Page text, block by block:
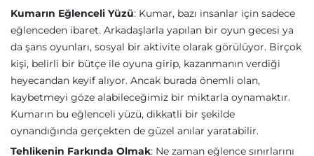
Kumarın Eğlenceli Yüzü: Kumar, bazı insanlar için sadece
eğlenceden ibaret. Arkadaşlarla yapılan bir oyun gecesi ya
da şans oyunları, sosyal bir aktivite olarak görülüyor. Birçok
kişi, belirli bir bütçe ile oyuna girip, kazanmanın verdiği
heyecandan keyif alıyor. Ancak burada önemli olan,
kaybetmeyi göze alabileceğimiz bir miktarla oynamaktır.
Kumarın bu eğlenceli yüzü, dikkatli bir şekilde
oynandığında gerçekten de güzel anılar yaratabilir.
Tehlikenin Farkında Olmak: Ne zaman eğlence sınırlarını